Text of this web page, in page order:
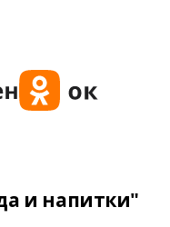
и напитки"